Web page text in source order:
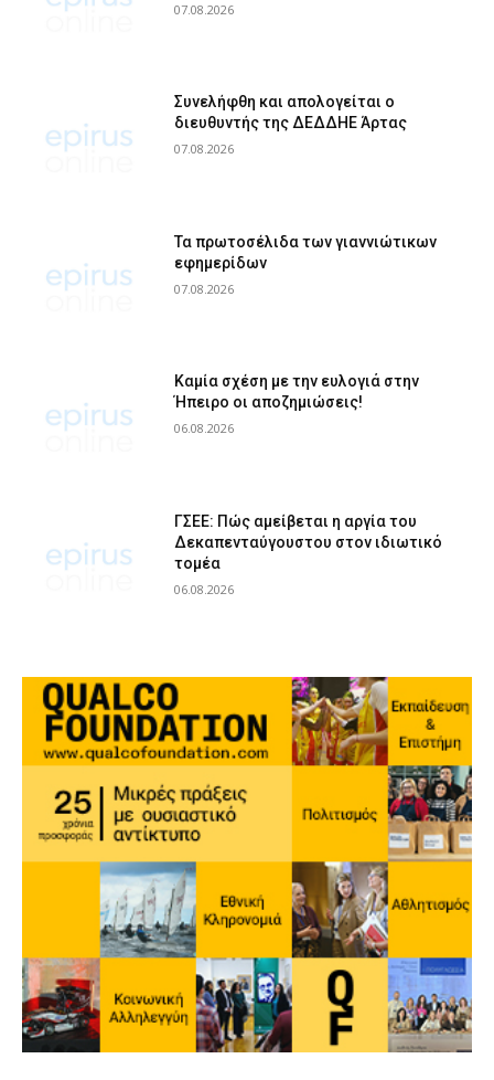
07.08.2026
Συνελήφθη και απολογείται ο
διευθυντής της ΔΕΔΔΗΕ Άρτας
07.08.2026
Τα πρωτοσέλιδα των γιαννιώτικων
εφημερίδων
07.08.2026
Καμία σχέση με την ευλογιά στην
Ήπειρο οι αποζημιώσεις!
06.08.2026
ΓΣΕΕ: Πώς αμείβεται η αργία του
Δεκαπενταύγουστου στον ιδιωτικό
τομέα
06.08.2026